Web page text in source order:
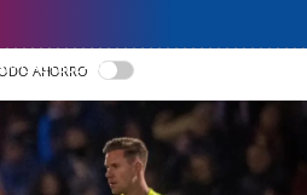
CASTELLANO
AHORRO